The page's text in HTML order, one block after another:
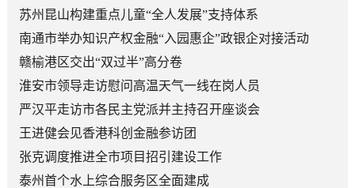
苏州昆山构建重点儿童“全人发展”支持体系
南通市举办知识产权金融“入园惠企”政银企对接活动
赣榆港区交出“双过半”高分卷
淮安市领导走访慰问高温天气一线在岗人员
严汉平走访市各民主党派并主持召开座谈会
王进健会见香港科创金融参访团
张克调度推进全市项目招引建设工作
泰州首个水上综合服务区全面建成